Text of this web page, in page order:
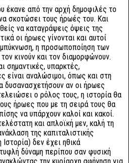
έκανε από την αρχή δημοφιλές το
σκοτώσει τους ήρωές του. Και
να καταγράψεις όψεις της
οι ήρωες γίνονται και αυτοί
η προσωποποίηση των
κινούν και τον διαμορφώνουν.
σημαντικές, υπαρκτές,
είναι αναλώσιμοι, όπως και στη
δυσανασχετήσουν αν οι ήρωες
ο ρόλος τους, η ιστορία θα
ήρωες που με τη σειρά τους θα
να υπάρχουν καλοί και κακοί.
και απλοϊκή μεν, καλή τη
της καπιταλιστικής
Ιστορία) δεν έχει ηθικά
δύναμη περίπου σαν φυσική